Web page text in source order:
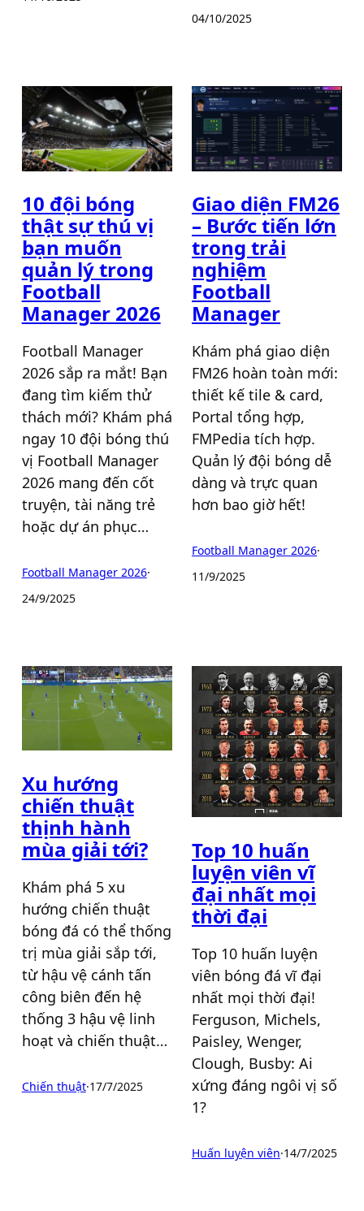
04/10/2025
10 đội bóng
thật sự thú vị
bạn muốn
quản lý trong
Football
Manager 2026
Football Manager
2026 sắp ra mắt! Bạn
đang tìm kiếm thử
thách mới? Khám phá
ngay 10 đội bóng thú
vị Football Manager
2026 mang đến cốt
truyện, tài năng trẻ
hoặc dự án phục…
Football Manager 2026·
24/9/2025
Giao diện FM26
– Bước tiến lớn
trong trải
nghiệm
Football
Manager
Khám phá giao diện
FM26 hoàn toàn mới:
thiết kế tile & card,
Portal tổng hợp,
FMPedia tích hợp.
Quản lý đội bóng dễ
dàng và trực quan
hơn bao giờ hết!
Football Manager 2026·
11/9/2025
Xu hướng
chiến thuật
thịnh hành
mùa giải tới?
Khám phá 5 xu
hướng chiến thuật
bóng đá có thể thống
trị mùa giải sắp tới,
từ hậu vệ cánh tấn
công biên đến hệ
thống 3 hậu vệ linh
hoạt và chiến thuật…
Chiến thuật·17/7/2025
Top 10 huấn
luyện viên vĩ
đại nhất mọi
thời đại
Top 10 huấn luyện
viên bóng đá vĩ đại
nhất mọi thời đại!
Ferguson, Michels,
Paisley, Wenger,
Clough, Busby: Ai
xứng đáng ngôi vị số
1?
Huấn luyện viên·14/7/2025